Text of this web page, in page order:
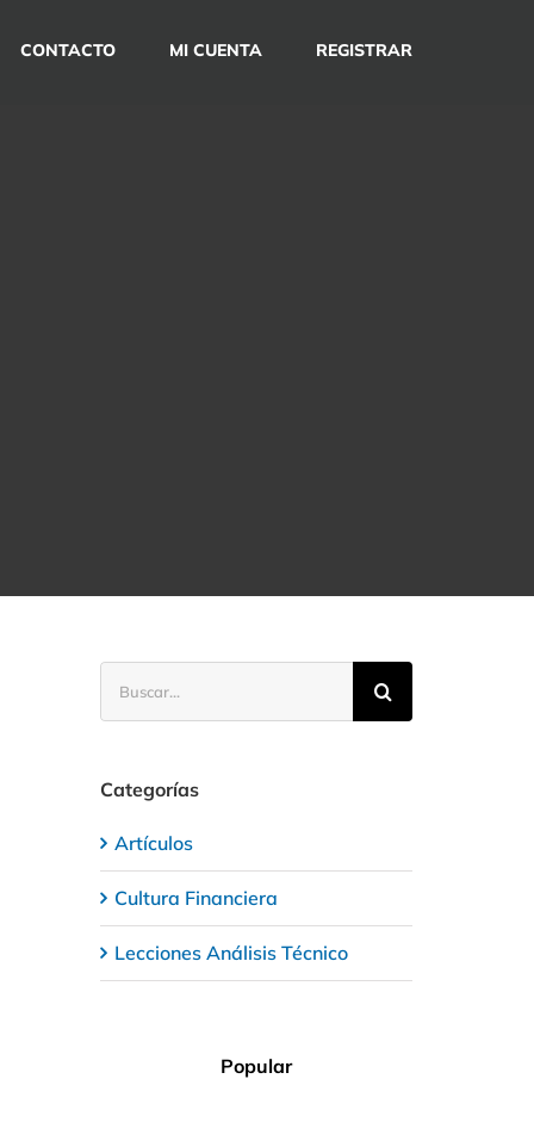
CONTACTO MI CUENTA REGISTRAR
Categorías
Artículos
Cultura Financiera
Lecciones Análisis Técnico
Popular